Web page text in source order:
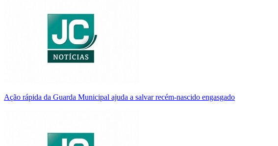
Ação rápida da Guarda Municipal ajuda a salvar recém-nascido engasgado